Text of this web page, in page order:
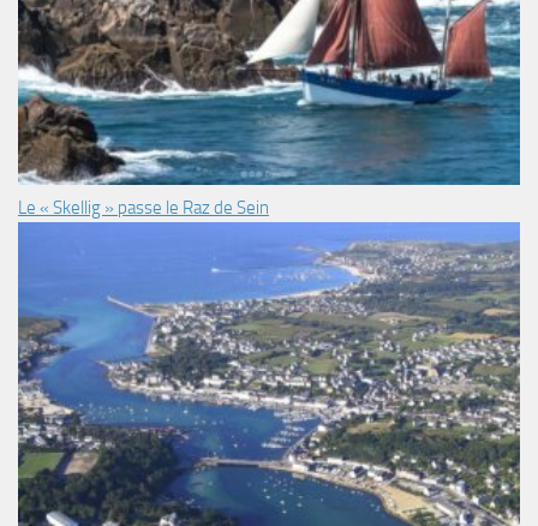
Le « Skellig » passe le Raz de Sein